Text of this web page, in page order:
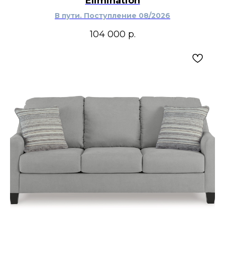
В пути. Поступление 08/2026
104 000 р.